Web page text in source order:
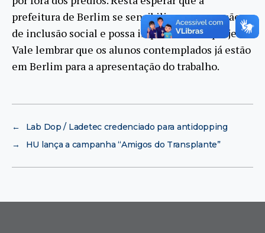
prefeitura de Berlim se sensibilize com a noção
de inclusão social e possa implementar o projeto.
Vale lembrar que os alunos contemplados já estão
em Berlim para a apresentação do trabalho.
←
Lab Dop / Ladetec credenciado para antidopping
→
HU lança a campanha “Amigos do Transplante”